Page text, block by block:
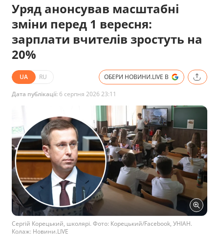
Уряд анонсував масштабні
зміни перед 1 вересня:
зарплати вчителів зростуть на
20%
UA RU ОБЕРИ НОВИНИ.LIVE В
Дата публікації: 6 серпня 2026 23:11
Сергій Корецький, школярі. Фото: Корецький/Facebook, УНІАН.
Колаж: Новини.LIVE